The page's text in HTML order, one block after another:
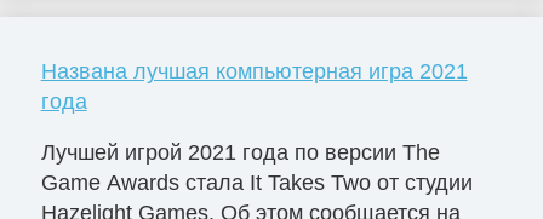
Названа лучшая компьютерная игра 2021
года
Лучшей игрой 2021 года по версии The
Game Awards стала It Takes Two от студии
Hazelight Games. Об этом сообщается на